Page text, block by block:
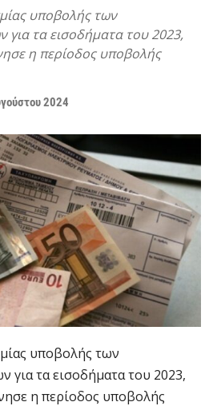
υποβολής των
τα εισοδήματα του 2023,
η περίοδος υποβολής
2024
υποβολής των
τα εισοδήματα του 2023,
η περίοδος υποβολής